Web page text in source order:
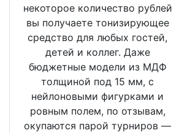
некоторое количество рублей
вы получаете тонизирующее
средство для любых гостей,
детей и коллег. Даже
бюджетные модели из МДФ
толщиной под 15 мм, с
нейлоновыми фигурками и
ровным полем, по отзывам,
окупаются парой турниров —